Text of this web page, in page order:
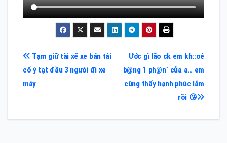
Điều
hướng
viết
Ước gì lão ck em kh::oẻ
b@ng 1 ph@n` của a… em
cũng thấy hạnh phúc lắm
rồi 😘
Tạm giữ tài xế xe bán tải
cố ý tạt đầu 3 người đi xe
máy